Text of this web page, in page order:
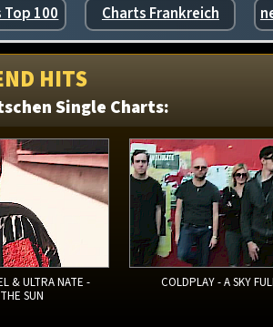
Top 100 Charts Frankreich
HITS
Single Charts:
& ULTRA NATE -
SUN
COLDPLAY - A SKY